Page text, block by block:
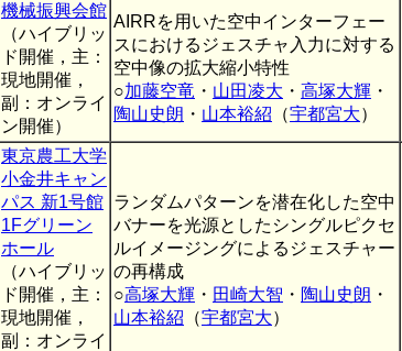
機械振興会館
（ハイブリッ
ド開催，主：
現地開催，
副：オンライ
ン開催）
AIRRを用いた空中インターフェー
スにおけるジェスチャ入力に対する
空中像の拡大縮小特性
○加藤空竜 ・ 山田凌大 ・ 高塚大輝 ・
陶山史朗 ・ 山本裕紹 （宇都宮大）
東京農工大学
小金井キャン
パス 新1号館
1Fグリーン
ホール
（ハイブリッ
ド開催，主：
現地開催，
副：オンライ
ランダムパターンを潜在化した空中
バナーを光源としたシングルピクセ
ルイメージングによるジェスチャー
の再構成
○高塚大輝 ・ 田崎大智 ・ 陶山史朗 ・
山本裕紹 （宇都宮大）